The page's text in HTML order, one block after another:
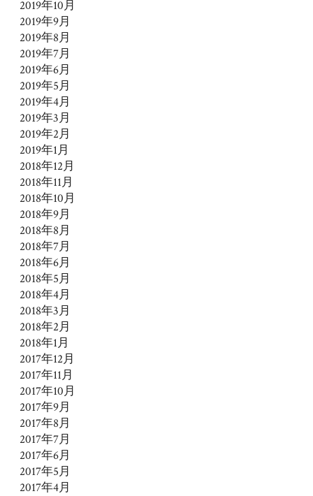
2019年10月
2019年9月
2019年8月
2019年7月
2019年6月
2019年5月
2019年4月
2019年3月
2019年2月
2019年1月
2018年12月
2018年11月
2018年10月
2018年9月
2018年8月
2018年7月
2018年6月
2018年5月
2018年4月
2018年3月
2018年2月
2018年1月
2017年12月
2017年11月
2017年10月
2017年9月
2017年8月
2017年7月
2017年6月
2017年5月
2017年4月